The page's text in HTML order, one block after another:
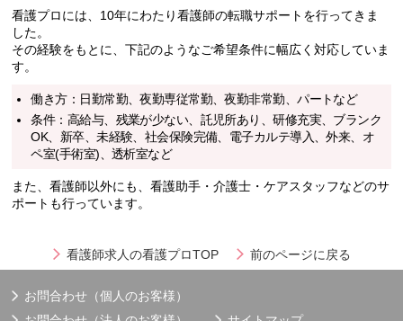
看護プロには、10年にわたり看護師の転職サポートを行ってきま
した。
その経験をもとに、下記のようなご希望条件に幅広く対応していま
す。
働き方：日勤常勤、夜勤専従常勤、夜勤非常勤、パートなど
条件：高給与、残業が少ない、託児所あり、研修充実、ブランク
OK、新卒、未経験、社会保険完備、電子カルテ導入、外来、オ
ペ室(手術室)、透析室など
また、看護師以外にも、看護助手・介護士・ケアスタッフなどのサ
ポートも行っています。
看護師求人の看護プロTOP 前のページに戻る
お問合わせ（個人のお客様）